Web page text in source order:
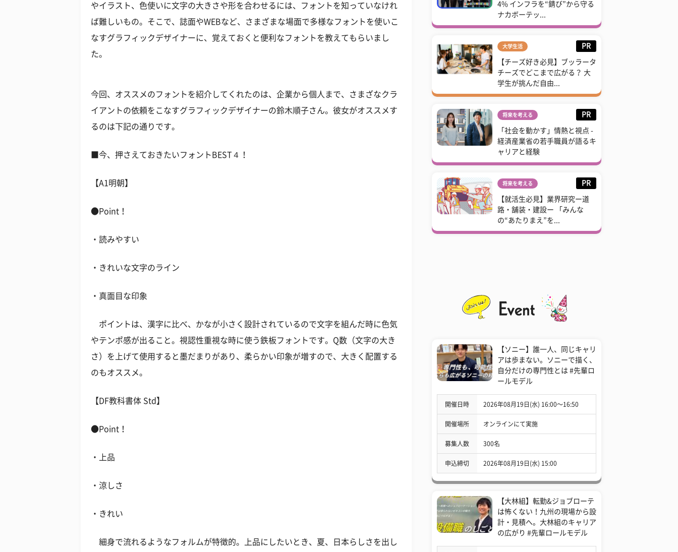
やイラスト、色使いに文字の大きさや形を合わせるには、フォントを知っていなけれ
ば難しいもの。そこで、誌面やWEBなど、さまざまな場面で多様なフォントを使いこ
なすグラフィックデザイナーに、覚えておくと便利なフォントを教えてもらいまし
た。
今回、オススメのフォントを紹介してくれたのは、企業から個人まで、さまざなクラ
イアントの依頼をこなすグラフィックデザイナーの鈴木順子さん。彼女がオススメす
るのは下記の通りです。
■今、押さえておきたいフォントBEST４！
【A1明朝】
●Point！
・読みやすい
・きれいな文字のライン
・真面目な印象
ポイントは、漢字に比べ、かなが小さく設計されているので文字を組んだ時に色気
やテンポ感が出ること。視認性重視な時に使う鉄板フォントです。Q数（文字の大き
さ）を上げて使用すると墨だまりがあり、柔らかい印象が増すので、大きく配置する
のもオススメ。
【DF教科書体 Std】
●Point！
・上品
・涼しさ
・きれい
細身で流れるようなフォルムが特徴的。上品にしたいとき、夏、日本らしさを出し
4% インフラを“錆び”から守る
ナカボーテッ...
大学生活 PR
【チーズ好き必見】ブッラータ
チーズでどこまで広がる？ 大
学生が挑んだ自由...
将来を考える PR
「社会を動かす」情熱と視点 -
経済産業省の若手職員が語るキ
ャリアと経験
将来を考える PR
【就活生必見】業界研究ー道
路・舗装・建設ー 「みんな
の“あたりまえ”を...
【ソニー】誰一人、同じキャリ
アは歩まない。ソニーで描く、
自分だけの専門性とは #先輩ロ
ールモデル
開催日時 2026年08月19日(水) 16:00〜16:50
開催場所 オンラインにて実施
募集人数 300名
申込締切 2026年08月19日(水) 15:00
【大林組】転勤&ジョブローテ
は怖くない！九州の現場から設
計・見積へ。大林組のキャリア
の広がり #先輩ロールモデル